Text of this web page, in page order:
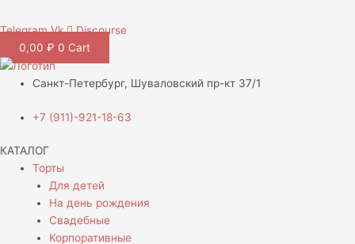
Telegram Vk
Discourse
0,00 ₽ 0 Cart
Санкт-Петербург, Шуваловский пр-кт 37/1
+7 (911)-921-18-63
КАТАЛОГ
Торты
Для детей
На день рождения
Свадебные
Корпоративные